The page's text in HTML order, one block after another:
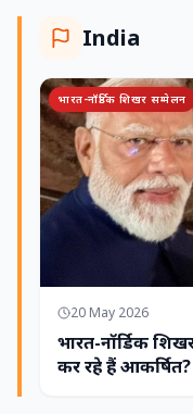
India
भारत-नॉर्डिक शिखर सम्मेलन
20 May 2026
भारत-नॉर्डिक
कर रहे हैं आकर्षित?